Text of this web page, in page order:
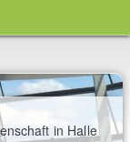
in Halle